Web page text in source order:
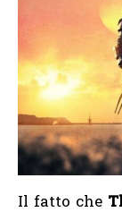
Il fatto che